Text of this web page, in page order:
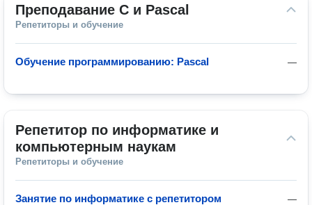
Преподавание C и Pascal
Репетиторы и обучение
—
Обучение программированию: Pascal
Репетитор по информатике и
компьютерным наукам
Репетиторы и обучение
—
Занятие по информатике с репетитором